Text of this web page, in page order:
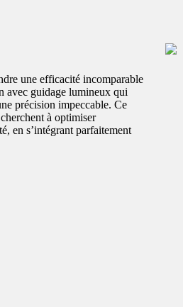
une efficacité incomparable
avec guidage lumineux qui
précision impeccable. Ce
à optimiser
en s’intégrant parfaitement